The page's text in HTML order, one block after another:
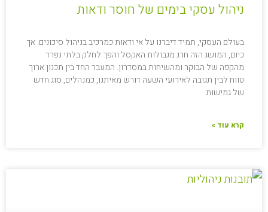
ניהול עסקי בימים של חוסר ודאות
בעולם העסקי, תמיד דיברנו על אי ודאות כמרכיב בניהול סיכונים. אך
כיום, המושג הזה חרג מגבולות האקסל והפך לחלק בלתי נפרד
מהקפה של הבוקר ומהשיחות במסדרון. המעבר החד בין תכנון ארוך
טווח לבין תגובה לאירועי השעה דורש מאיתנו, כמנהלים, סוג חדש
של גמישות.
קרא עוד »